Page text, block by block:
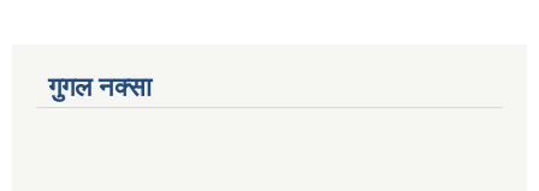
गुगल नक्सा